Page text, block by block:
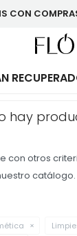
CON
hay
con otros
catálogo.